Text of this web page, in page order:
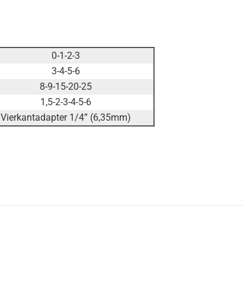
0-1-2-3
3-4-5-6
8-9-15-20-25
1,5-2-3-4-5-6
Vierkantadapter 1/4” (6,35mm)